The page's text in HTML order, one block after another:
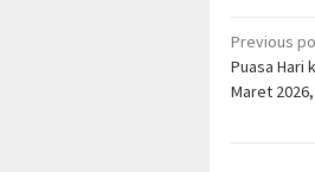
Post
Previous
Puasa Hari
Maret